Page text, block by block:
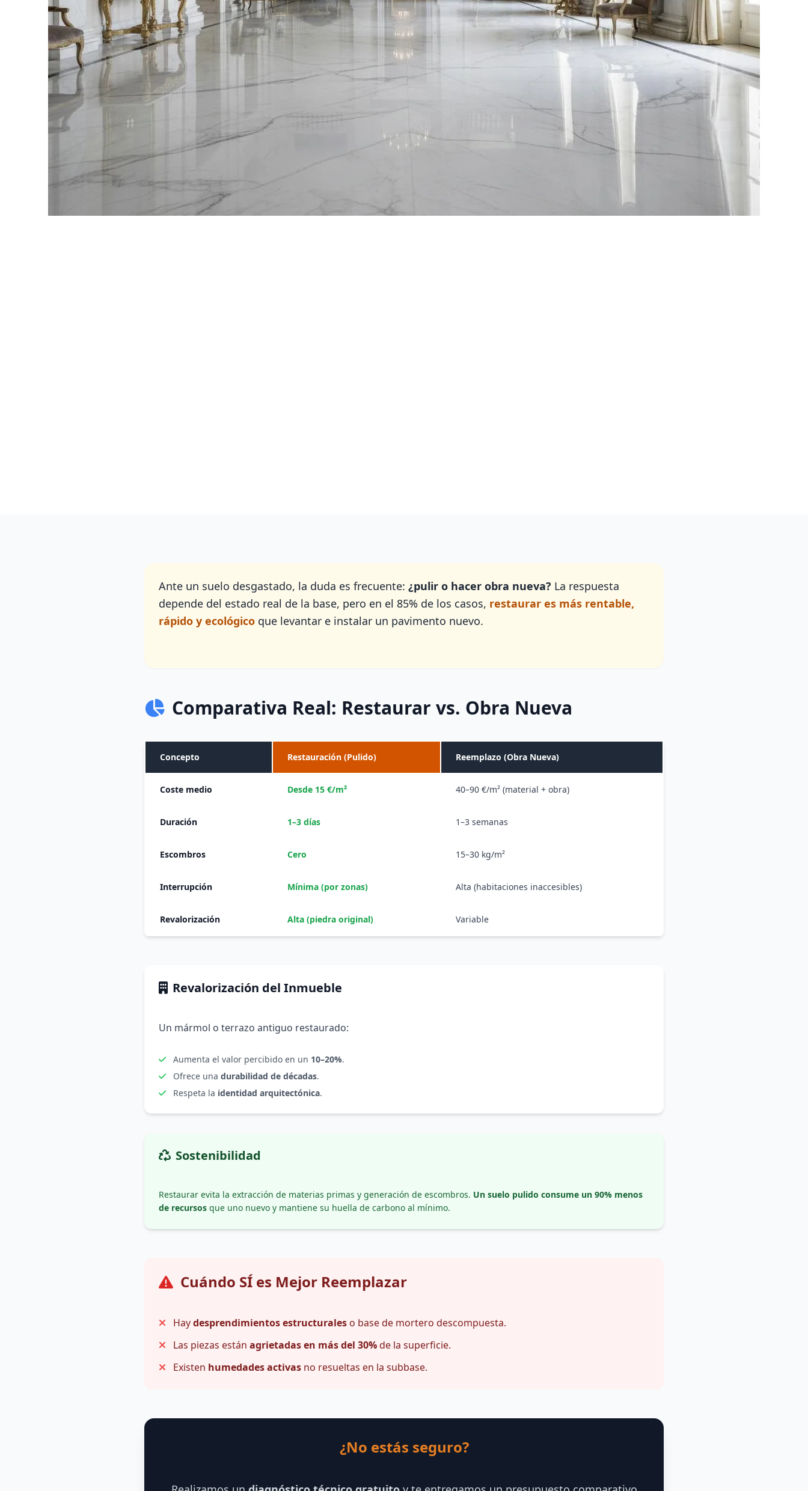
Ante un suelo desgastado, la duda es frecuente: ¿pulir o hacer obra nueva? La respuesta
depende del estado real de la base, pero en el 85% de los casos, restaurar es más rentable,
rápido y ecológico que levantar e instalar un pavimento nuevo.
Comparativa Real: Restaurar vs. Obra Nueva
Concepto Restauración (Pulido) Reemplazo (Obra Nueva)
Coste medio Desde 15 €/m² 40–90 €/m² (material + obra)
Duración 1–3 días 1–3 semanas
Escombros Cero 15–30 kg/m²
Interrupción Mínima (por zonas) Alta (habitaciones inaccesibles)
Revalorización Alta (piedra original) Variable
Revalorización del Inmueble
Un mármol o terrazo antiguo restaurado:
Aumenta el valor percibido en un 10–20%.
Ofrece una durabilidad de décadas.
Respeta la identidad arquitectónica.
Sostenibilidad
Restaurar evita la extracción de materias primas y generación de escombros. Un suelo pulido consume un 90% menos
de recursos que uno nuevo y mantiene su huella de carbono al mínimo.
Cuándo SÍ es Mejor Reemplazar
Haydesprendimientos estructurales o base de mortero descompuesta.
Las piezas están agrietadas en más del 30%de la superficie.
Existen humedades activas no resueltas en la subbase.
¿No estás seguro?